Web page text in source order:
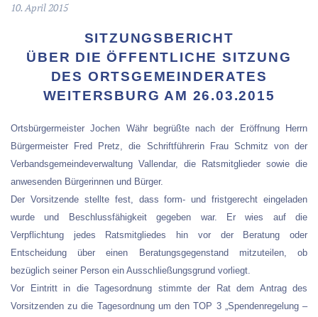
10. April 2015
SITZUNGSBERICHT
ÜBER DIE ÖFFENTLICHE SITZUNG
DES ORTSGEMEINDERATES
WEITERSBURG AM 26.03.2015
Ortsbürgermeister Jochen Währ begrüßte nach der Eröffnung Herrn
Bürgermeister Fred Pretz, die Schriftführerin Frau Schmitz von der
Verbandsgemeindeverwaltung Vallendar, die Ratsmitglieder sowie die
anwesenden Bürgerinnen und Bürger.
Der Vorsitzende stellte fest, dass form- und fristgerecht eingeladen
wurde und Beschlussfähigkeit gegeben war. Er wies auf die
Verpflichtung jedes Ratsmitgliedes hin vor der Beratung oder
Entscheidung über einen Beratungsgegenstand mitzuteilen, ob
bezüglich seiner Person ein Ausschließungsgrund vorliegt.
Vor Eintritt in die Tagesordnung stimmte der Rat dem Antrag des
Vorsitzenden zu die Tagesordnung um den TOP 3 „Spendenregelung –